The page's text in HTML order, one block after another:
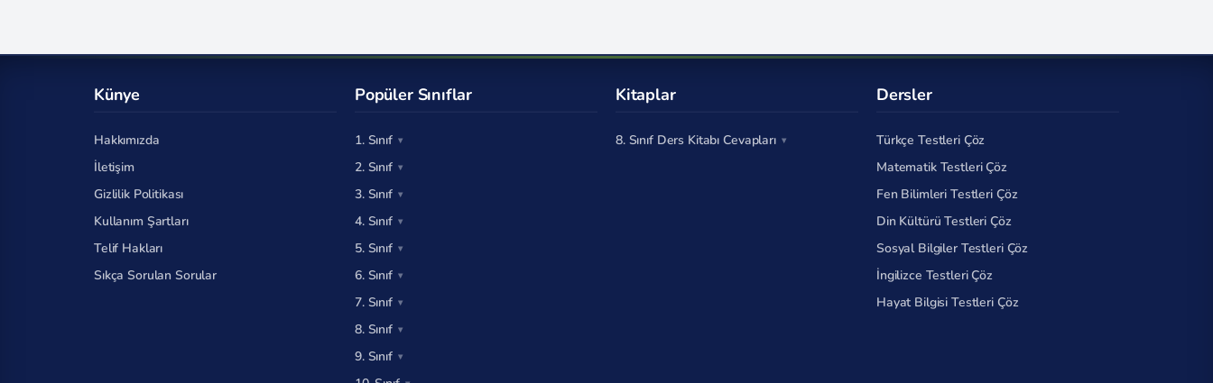
Künye
Hakkımızda
İletişim
Gizlilik Politikası
Kullanım Şartları
Telif Hakları
Sıkça Sorulan Sorular
Popüler Sınıflar
1. Sınıf
2. Sınıf
3. Sınıf
4. Sınıf
5. Sınıf
6. Sınıf
7. Sınıf
8. Sınıf
9. Sınıf
Kitaplar
8. Sınıf Ders Kitabı Cevapları
Dersler
Türkçe Testleri Çöz
Matematik Testleri Çöz
Fen Bilimleri Testleri Çöz
Din Kültürü Testleri Çöz
Sosyal Bilgiler Testleri Çöz
İngilizce Testleri Çöz
Hayat Bilgisi Testleri Çöz